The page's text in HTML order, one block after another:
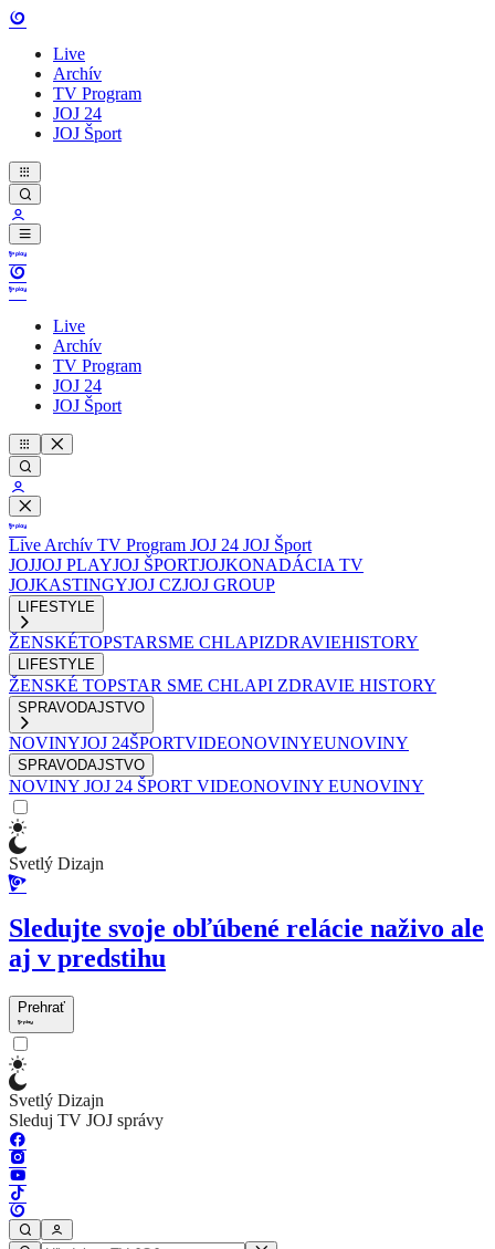
Live
Archív
TV Program
JOJ 24
JOJ Šport
Live
Archív
TV Program
JOJ 24
JOJ Šport
Live Archív TV Program JOJ 24 JOJ Šport
JOJJOJ PLAYJOJ ŠPORTJOJKONADÁCIA TV
JOJKASTINGYJOJ CZJOJ GROUP
LIFESTYLE
ŽENSKÉTOPSTARSME CHLAPIZDRAVIEHISTORY
LIFESTYLE
ŽENSKÉ TOPSTAR SME CHLAPI ZDRAVIE HISTORY
SPRAVODAJSTVO
NOVINYJOJ 24ŠPORTVIDEONOVINYEUNOVINY
SPRAVODAJSTVO
NOVINY JOJ 24 ŠPORT VIDEONOVINY EUNOVINY
Svetlý Dizajn
Sledujte svoje obľúbené relácie naživo ale
aj v predstihu
Prehrať
Svetlý Dizajn
Sleduj TV JOJ správy